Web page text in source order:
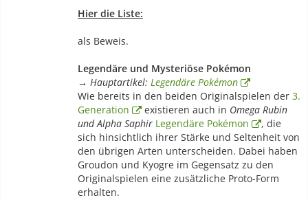
Hier die Liste:
als Beweis.
Legendäre und Mysteriöse Pokémon
→ Hauptartikel: Legendäre Pokémon
Wie bereits in den beiden Originalspielen der 3.
Generation
existieren auch in Omega Rubin
und Alpha Saphir Legendäre Pokémon
, die
sich hinsichtlich ihrer Stärke und Seltenheit von
den übrigen Arten unterscheiden. Dabei haben
Groudon und Kyogre im Gegensatz zu den
Originalspielen eine zusätzliche Proto-Form
erhalten.